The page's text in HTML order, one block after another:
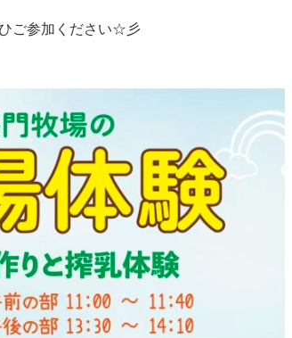
ご参加ください☆彡